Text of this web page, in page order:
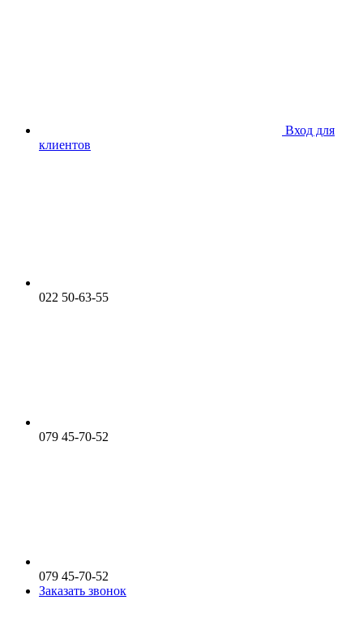
Вход для
клиентов
022 50-63-55
079 45-70-52
079 45-70-52
Заказать звонок